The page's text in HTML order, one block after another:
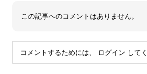
この記事へのコメントはありません。
コメントするためには、 ログイン して